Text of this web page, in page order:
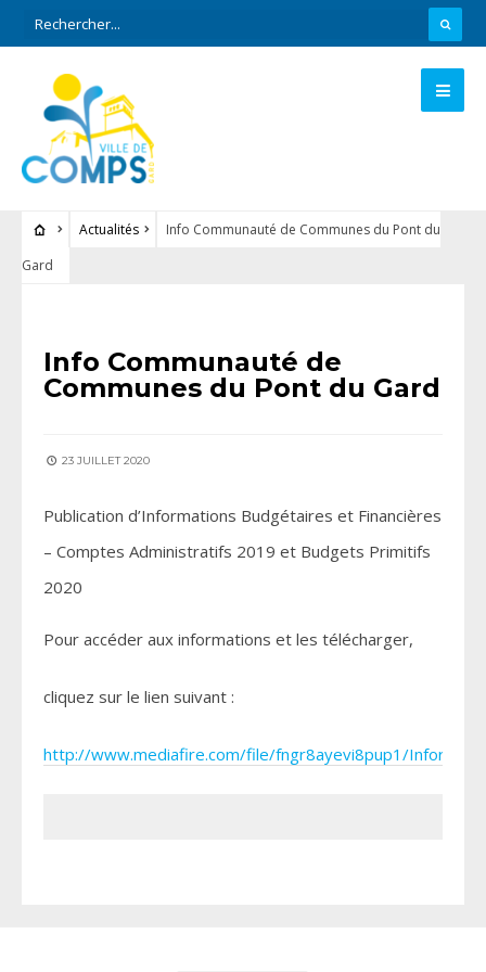
Actualités
Info Communauté de Communes du Pont du
Gard
Info Communauté de
Communes du Pont du Gard
23 JUILLET 2020
Publication d’Informations Budgétaires et Financières
– Comptes Administratifs 2019 et Budgets Primitifs
2020
Pour accéder aux informations et les télécharger,
cliquez sur le lien suivant :
http://www.mediafire.com/file/fngr8ayevi8pup1/